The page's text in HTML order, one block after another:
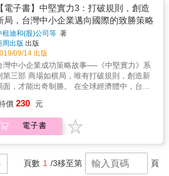
是很努力的想賺三億就是）。 & 曾經聽過這樣
笑話，一個企管顧問在網路上登廣告，說他
一個神奇的商業模式，可以把一百元變成一
人真的寫信寄了一百元給他，想買
業模式。 & 「照我的方式在網路上登一
一樣的廣告，只要有十個人寄來您就有一千
帳」這位顧問回信說。 & 這個故事也啟發
我，這世界上的一切都是想像出來的，如果
更多人願意去分享「三意」理念，應該就能
造出更多的三億人生(然後，我也許也有機會
瑞(Yuval Noah Harari)說的，一個人的想像只是
夢想，越來越多人的共同想像就會成為一種真
。人類在40萬年前以「智人」這樣的角色登
並征服世界，關鍵是因為人腦具有優於其他
物的「認知能力(也就是想像力)」。以這樣的
知能力把自己化身為「神人」，無限放大
起（台北論壇基金會董事長） （以上以姓名筆
───｜本書特色｜─── ＃三意力就是
能力 & 經濟日報的「點子農場」這個專
一寫就是十年，這十年也像是個豐富的學習
行。回想過去的人生，從來沒有經歷任何一
要讀十年的學校。 & 而且我發現，這所
三意學校」竟然可以讓我讀不完。因為這世
有太多的三意企業可以讓我探訪，我也可以
這些點子值三億》這本書出版之後，
想像可能會有人問我：「你有賺到三億過
嗎？」 「教出王牌投手的教練往往不是王牌投
努力的想賺三億就是）。 & 曾經聽過這樣
笑話，一個企管顧問在網路上登廣告，說他
些人如何影響世界，是什麼樣的信念和行為讓
們大獲成功？以及，他們究竟做了什麼，才
達到今日的成就？因此每集節目最後，他都
出相同的問題：「如果有人來請教你，希望
他所能企及的生活各面向擁有高水準的表
現，你會建議他做哪三件事？」 這些來賓是橫
各領域的佼佼者，他們的共通點是不受限於
統，引領各種專業開拓全新的境界，包括在
知實驗埋頭苦幹的生化學家、顛覆競爭市場
創意領袖、探索人類潛意識的神經學家，以
為一名徹頭徹尾的「駭客」，作者經過大量數
的統計分析，發現人要成功，必先達成三大
則：更聰明、更迅速與更快樂。本書詳述具
學背書、執行力高且立即見效的四十六條法
，從馴服恐懼到克服懷疑，從練習表達感激
【電子書】中堅實力3：打破規則，創造
局，台灣中小企業邁向國際的致勝策略
租迪和(股)公司等 著
周出版 出版
09/14 出版
灣中小企業成功策略故事──《中堅實力》系
商場如棋局，唯有打破規則，創造新
，才能出奇制勝。 在全球經濟體中，台灣
環伺之下，中小企業猶如殘局棋手， 缺兵少
，往往受制於大企業的豐沛資源， 在競爭漸
趨激烈的生存戰中，如同過何小卒，只能走一
意指不再拘泥規則；跨國際意謂另闢戰場，
脫台灣，轉攻國際；打群架則指透過中小企
價 230 元
電子書
頁數 1 /3移至第 頁